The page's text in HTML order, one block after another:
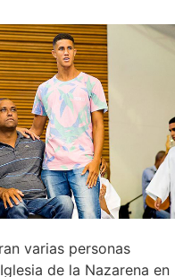
varias personas
de la Nazarena en